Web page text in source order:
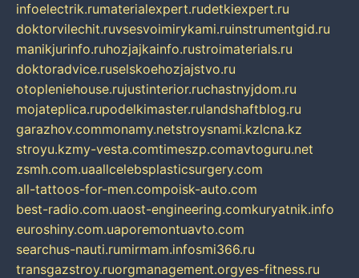
infoelectrik.rumaterialexpert.rudetkiexpert.ru
doktorvilechit.ruvsesvoimirykami.ruinstrumentgid.ru
manikjurinfo.ruhozjajkainfo.rustroimaterials.ru
doktoradvice.ruselskoehozjajstvo.ru
otopleniehouse.rujustinterior.ruchastnyjdom.ru
mojateplica.rupodelkimaster.rulandshaftblog.ru
garazhov.commonamy.netstroysnami.kzlcna.kz
stroyu.kzmy-vesta.comtimeszp.comavtoguru.net
zsmh.com.uaallcelebsplasticsurgery.com
all-tattoos-for-men.compoisk-auto.com
best-radio.com.uaost-engineering.comkuryatnik.info
euroshiny.com.uaporemontuavto.com
searchus-nauti.rumirmam.infosmi366.ru
transgazstroy.ruorgmanagement.orgyes-fitness.ru